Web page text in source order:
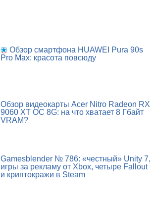
Обзор смартфона HUAWEI Pura 90s
Pro Max: красота повсюду
Обзор видеокарты Acer Nitro Radeon RX
9060 XT OC 8G: на что хватает 8 Гбайт
VRAM?
Gamesblender № 786: «честный» Unity 7,
игры за рекламу от Xbox, четыре Fallout
и криптокражи в Steam